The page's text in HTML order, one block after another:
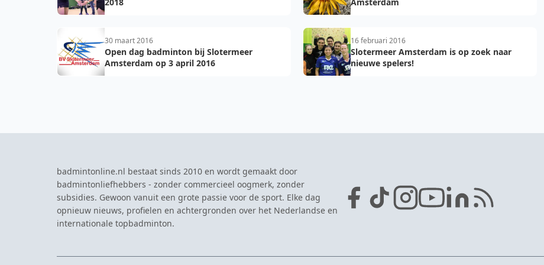
30 maart 2016
Open dag badminton bij Slotermeer
Amsterdam op 3 april 2016
16 februari 2016
Slotermeer Amsterdam is op zoek naar
nieuwe spelers!
badmintonline.nl bestaat sinds 2010 en wordt gemaakt door
badmintonliefhebbers - zonder commercieel oogmerk, zonder
subsidies. Gewoon vanuit een grote passie voor de sport. Elke dag
opnieuw nieuws, profielen en achtergronden over het Nederlandse en
internationale topbadminton.